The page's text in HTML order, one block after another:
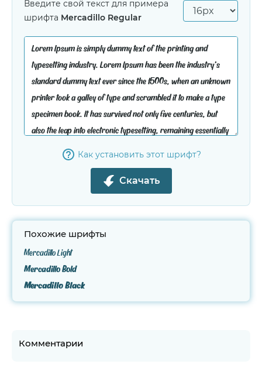
Введите свой текст для примера
шрифта Mercadillo Regular
Как установить этот шрифт?
Скачать
Похожие шрифты
Mercadillo Light
Mercadillo Bold
Mercadillo Black
Комментарии